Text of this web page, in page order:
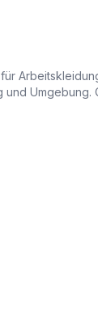
Umgebung.